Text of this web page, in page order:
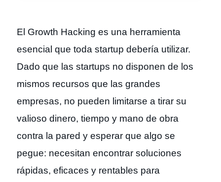
El Growth Hacking es una herramienta
esencial que toda startup debería utilizar.
Dado que las startups no disponen de los
mismos recursos que las grandes
empresas, no pueden limitarse a tirar su
valioso dinero, tiempo y mano de obra
contra la pared y esperar que algo se
pegue: necesitan encontrar soluciones
rápidas, eficaces y rentables para